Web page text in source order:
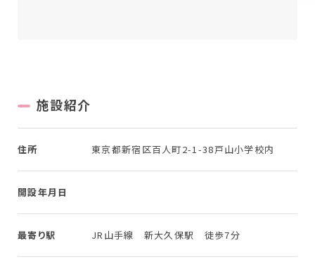
施設紹介
住所 東京都新宿区百人町2-1-38戸山小学校内
開設年月日
最寄り駅 JR山手線 新大久保駅 徒歩7分